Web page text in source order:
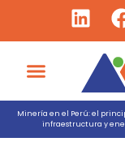
Minería en el Perú: el
infraestructura y